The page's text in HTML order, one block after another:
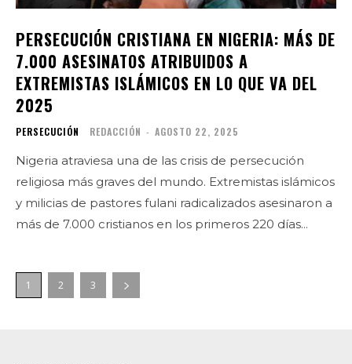
PERSECUCIÓN CRISTIANA EN NIGERIA: MÁS DE
7.000 ASESINATOS ATRIBUIDOS A
EXTREMISTAS ISLÁMICOS EN LO QUE VA DEL
2025
PERSECUCIÓN REDACCIÓN - AGOSTO 22, 2025
Nigeria atraviesa una de las crisis de persecución
religiosa más graves del mundo. Extremistas islámicos
y milicias de pastores fulani radicalizados asesinaron a
más de 7.000 cristianos en los primeros 220 días...
1 2 3